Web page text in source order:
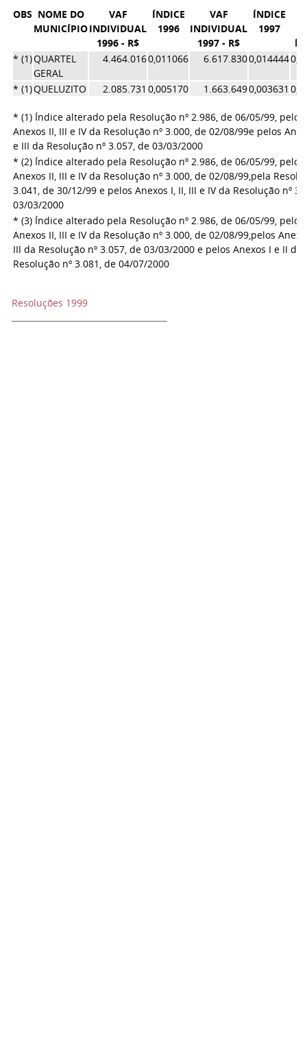
OBS NOME DO
MUNICÍPIO
VAF
INDIVIDUAL
1996 - R$
ÍNDICE
1996
VAF
INDIVIDUAL
1997 - R$
ÍNDICE
1997
* (1)QUARTEL
GERAL
4.464.0160,011066 6.617.8300,014444
* (1)QUELUZITO 2.085.731 0,005170 1.663.6490,003631
* (1) Índice alterado pela Resolução nº 2.986, de 06/05/99, pelos
Anexos II, III e IV da Resolução nº 3.000, de 02/08/99e pelos
e III da Resolução nº 3.057, de 03/03/2000
* (2) Índice alterado pela Resolução nº 2.986, de 06/05/99, pelos
Anexos II, III e IV da Resolução nº 3.000, de 02/08/99,pela
3.041, de 30/12/99 e pelos Anexos I, II, III e IV da Resolução nº
03/03/2000
* (3) Índice alterado pela Resolução nº 2.986, de 06/05/99, pelos
Anexos II, III e IV da Resolução nº 3.000, de 02/08/99,pelos
III da Resolução nº 3.057, de 03/03/2000 e pelos Anexos I e II da
Resolução nº 3.081, de 04/07/2000
Resoluções 1999